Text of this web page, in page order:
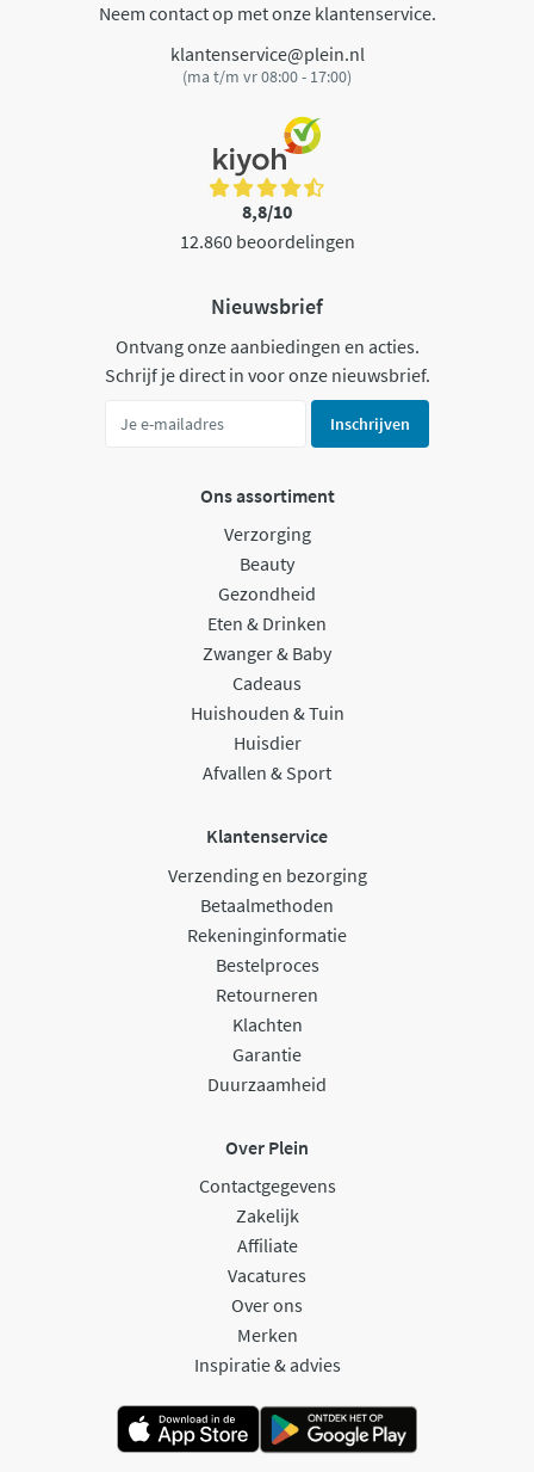
Neem contact op met onze klantenservice.
klantenservice@plein.nl
(ma t/m vr 08:00 - 17:00)
8,8/10
12.860 beoordelingen
Nieuwsbrief
Ontvang onze aanbiedingen en acties.
Schrijf je direct in voor onze nieuwsbrief.
Inschrijven
Ons assortiment
Verzorging
Beauty
Gezondheid
Eten & Drinken
Zwanger & Baby
Cadeaus
Huishouden & Tuin
Huisdier
Afvallen & Sport
Klantenservice
Verzending en bezorging
Betaalmethoden
Rekeninginformatie
Bestelproces
Retourneren
Klachten
Garantie
Duurzaamheid
Over Plein
Contactgegevens
Zakelijk
Affiliate
Vacatures
Over ons
Merken
Inspiratie & advies